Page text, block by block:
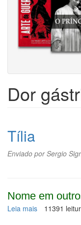
Dor
Tília
Enviado porSergio
Nome em
Leia mais sobre
11391